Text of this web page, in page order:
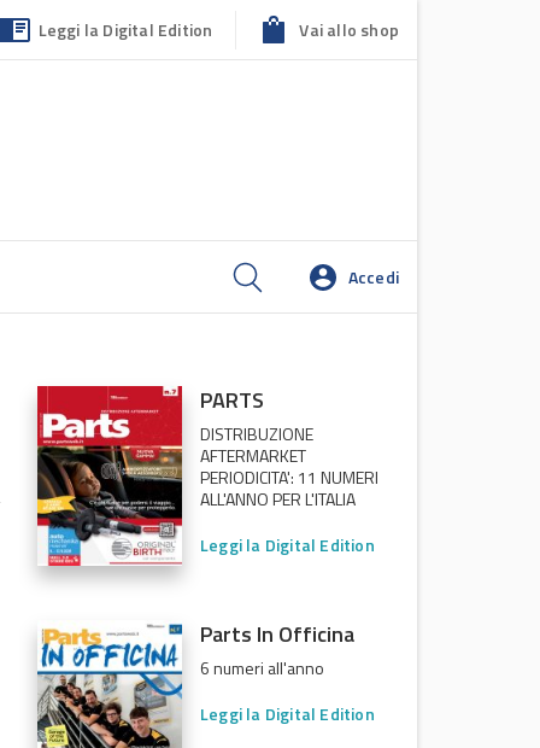
Leggi la Digital Edition Vai allo shop
Accedi
PARTS
DISTRIBUZIONE
AFTERMARKET
PERIODICITA': 11 NUMERI
ALL'ANNO PER L'ITALIA
Leggi la Digital Edition
Parts In Officina
6 numeri all'anno
Leggi la Digital Edition